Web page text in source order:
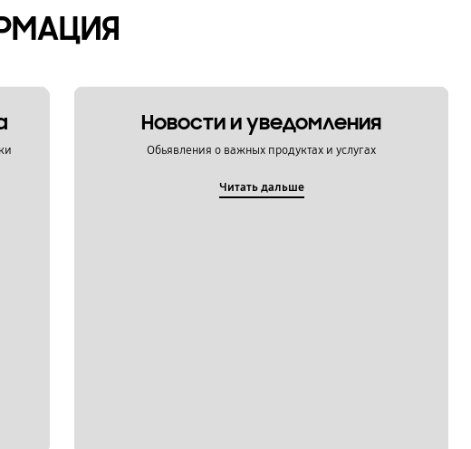
Новости и уведомления
Обьявления о важных продуктах и услугах
Читать дальше